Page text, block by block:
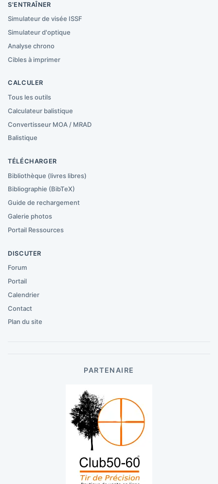
S'ENTRAÎNER
Simulateur de visée ISSF
Simulateur d'optique
Analyse chrono
Cibles à imprimer
CALCULER
Tous les outils
Calculateur balistique
Convertisseur MOA / MRAD
Balistique
TÉLÉCHARGER
Bibliothèque (livres libres)
Bibliographie (BibTeX)
Guide de rechargement
Galerie photos
Portail Ressources
DISCUTER
Forum
Portail
Calendrier
Contact
Plan du site
PARTENAIRE